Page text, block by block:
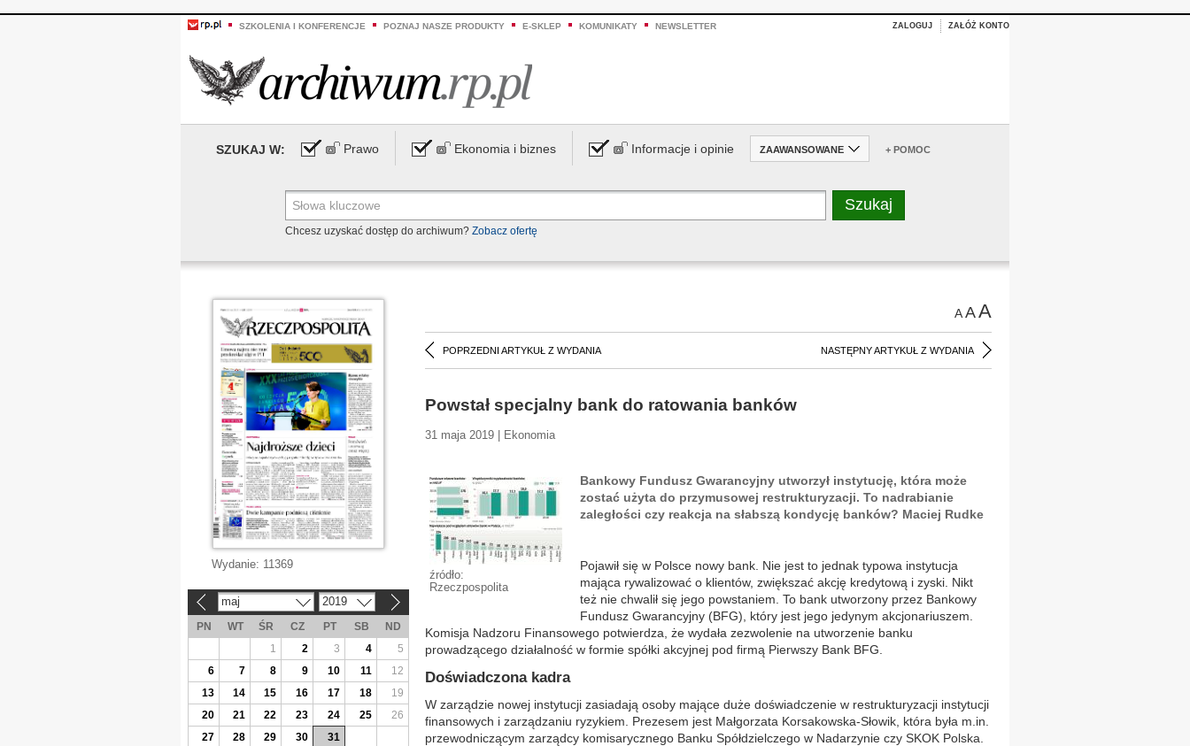
SZKOLENIA I KONFERENCJE POZNAJ NASZE PRODUKTY E-SKLEP KOMUNIKATY NEWSLETTER ZALOGUJ ZAŁÓŻ KONTO
SZUKAJ W: Prawo Ekonomia i biznes Informacje i opinie ZAAWANSOWANE + POMOC
Chcesz uzyskać dostęp do archiwum? Zobacz ofertę
AAA
POPRZEDNI ARTYKUŁ Z WYDANIA NASTĘPNY ARTYKUŁ Z WYDANIA
Powstał specjalny bank do ratowania banków
31 maja 2019 | Ekonomia
źródło:
Rzeczpospolita
Bankowy Fundusz Gwarancyjny utworzył instytucję, która może
zostać użyta do przymusowej restrukturyzacji. To nadrabianie
zaległości czy reakcja na słabszą kondycję banków? Maciej Rudke
Pojawił się w Polsce nowy bank. Nie jest to jednak typowa instytucja
mająca rywalizować o klientów, zwiększać akcję kredytową i zyski. Nikt
też nie chwalił się jego powstaniem. To bank utworzony przez Bankowy
Fundusz Gwarancyjny (BFG), który jest jego jedynym akcjonariuszem.
Komisja Nadzoru Finansowego potwierdza, że wydała zezwolenie na utworzenie banku
prowadzącego działalność w formie spółki akcyjnej pod firmą Pierwszy Bank BFG.
Doświadczona kadra
W zarządzie nowej instytucji zasiadają osoby mające duże doświadczenie w restrukturyzacji instytucji
finansowych i zarządzaniu ryzykiem. Prezesem jest Małgorzata Korsakowska-Słowik, która była m.in.
przewodniczącym zarządcy komisarycznego Banku Spółdzielczego w Nadarzynie czy SKOK Polska.
Wydanie: 11369
maj 2019
PN WT ŚR CZ PT SB
ND
1
2 3 4
5
6
7 8 9 10 11
12
13
14 15 16 17 18
19
20
21 22 23 24 25
26
27
28 29 30 31